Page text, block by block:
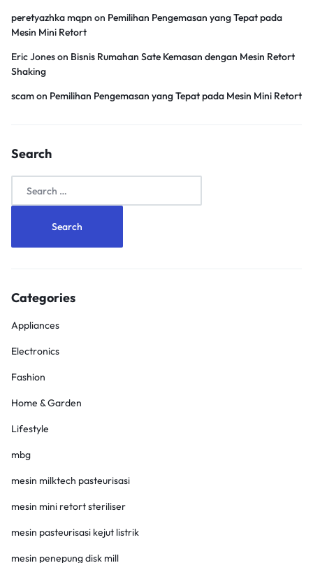
peretyazhka mqpn on Pemilihan Pengemasan yang Tepat pada
Mesin Mini Retort
Eric Joneson Bisnis Rumahan Sate Kemasan dengan Mesin Retort
Shaking
scamon Pemilihan Pengemasan yang Tepat pada Mesin Mini Retort
Search
Categories
Appliances
Electronics
Fashion
Home & Garden
Lifestyle
mbg
mesin milktech pasteurisasi
mesin mini retort steriliser
mesin pasteurisasi kejut listrik
mesin penepung disk mill